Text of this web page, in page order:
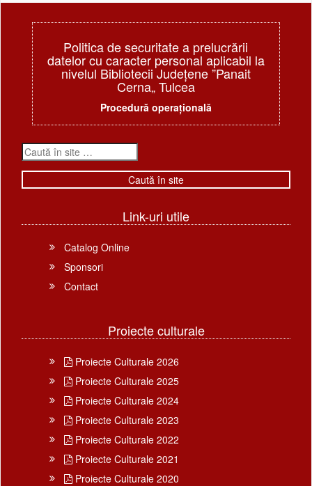
Politica de securitate a prelucrării
datelor cu caracter personal aplicabil la
nivelul Bibliotecii Judeţene ”Panait
Cerna„ Tulcea
Procedură operațională
Link-uri utile
Catalog Online
Sponsori
Contact
Proiecte culturale
Proiecte Culturale 2026
Proiecte Culturale 2025
Proiecte Culturale 2024
Proiecte Culturale 2023
Proiecte Culturale 2022
Proiecte Culturale 2021
Proiecte Culturale 2020